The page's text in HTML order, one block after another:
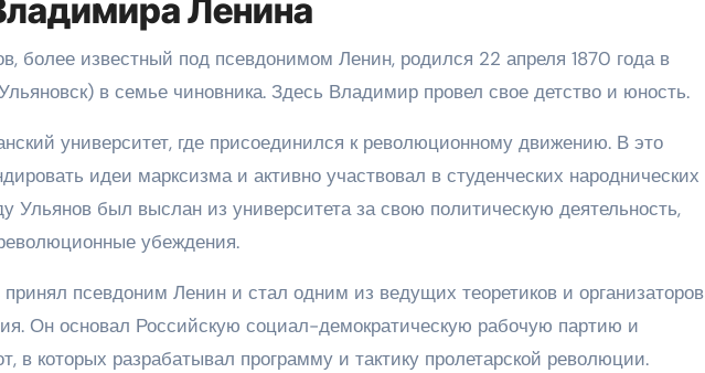
Ленина
более известный под псевдонимом Ленин, родился 22 апреля 1870 года в
в семье чиновника. Здесь Владимир провел свое детство и юность.
университет, где присоединился к революционному движению. В это
идеи марксизма и активно участвовал в студенческих народнических
Ульянов был выслан из университета за свою политическую деятельность,
убеждения.
псевдоним Ленин и стал одним из ведущих теоретиков и организаторов
Он основал Российскую социал-демократическую рабочую партию и
в которых разрабатывал программу и тактику пролетарской революции.